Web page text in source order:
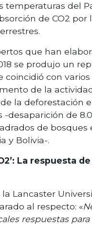
temperaturas del
de CO2 por
que han
se produjo un
coincidió con varios
de la
la deforestación
-desaparición de
de bosques
y Bolivia-.
La respuesta
Lancaster
al respecto: «
respuestas